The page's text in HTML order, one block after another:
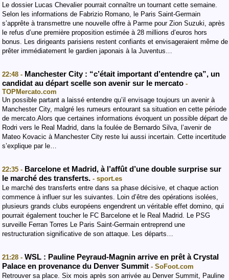
Le dossier Lucas Chevalier pourrait connaître un tournant cette semaine.
Selon les informations de Fabrizio Romano, le Paris Saint-Germain
s’apprête à transmettre une nouvelle offre à Parme pour Zion Suzuki, après
le refus d’une première proposition estimée à 28 millions d’euros hors
bonus. Les dirigeants parisiens restent confiants et envisageraient même de
prêter immédiatement le gardien japonais à la Juventus…
22:48 - Manchester City : “c’était important d’entendre ça”, un
candidat au départ scelle son avenir sur le mercato -
TOPMercato.com
Un possible partant a laissé entendre qu’il envisage toujours un avenir à
Manchester City, malgré les rumeurs entourant sa situation en cette période
de mercato.Alors que certaines informations évoquent un possible départ de
Rodri vers le Real Madrid, dans la foulée de Bernardo Silva, l’avenir de
Mateo Kovacic à Manchester City reste lui aussi incertain. Cette incertitude
s’explique par le…
22:35 - Barcelone et Madrid, à l’affût d’une double surprise sur
le marché des transferts. - sport.es
Le marché des transferts entre dans sa phase décisive, et chaque action
commence à influer sur les suivantes. Loin d’être des opérations isolées,
plusieurs grands clubs européens engendrent un véritable effet domino, qui
pourrait également toucher le FC Barcelone et le Real Madrid. Le PSG
surveille Ferran Torres Le Paris Saint-Germain entreprend une
restructuration significative de son attaque. Les départs…
21:28 - WSL : Pauline Peyraud-Magnin arrive en prêt à Crystal
Palace en provenance du Denver Summit - SoFoot.com
Retrouver sa place. Six mois après son arrivée au Denver Summit, Pauline